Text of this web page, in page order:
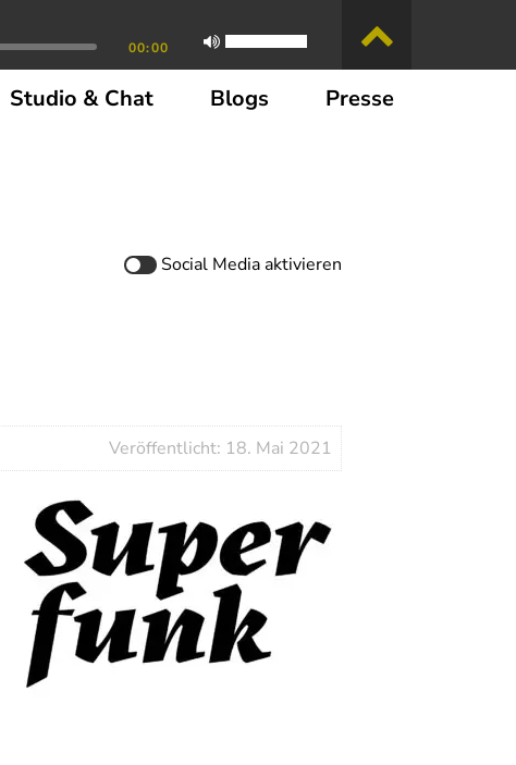
00:00
Studio & Chat Blogs Presse
Social Mediaaktivieren
Veröffentlicht: 18. Mai 2021